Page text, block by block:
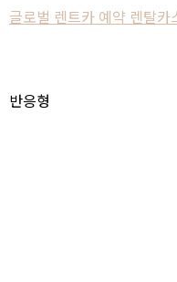
글로벌 렌트카 예약 렌탈카
반응형